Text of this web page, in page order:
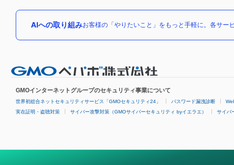
AIへの取り組みお客様の「やりたいこと」をもっと手軽に。各サー
GMOインターネットグループのセキュリティ事業について
世界初総合ネットセキュリティサービス「GMOセキュリティ24」 パスワード漏洩診断
実在証明・盗聴対策 サイバー攻撃対策（GMOサイバーセキュリティ byイエラエ） サイバ